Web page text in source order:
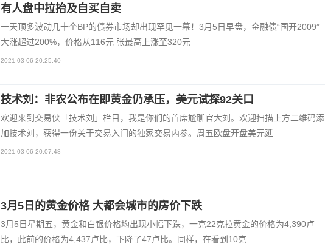
有人盘中拉抬及自买自卖
一天顶多波动几十个BP的债券市场却出现罕见一幕！3月5日早盘，金融债“国开2009”
大涨超过200%，价格从116元 张最高上涨至320元
2021-03-06 20:25:40
技术刘：非农公布在即黄金仍承压，美元试探92关口
欢迎来到交易侠「技术刘」栏目，我是你们的首席尬聊官大刘。欢迎扫描上方二维码添
加技术刘，获得一份关于交易入门的独家交易内参。周五欧盘开盘美元延
2021-03-06 20:07:48
3月5日的黄金价格 大都会城市的房价下跌
3月5日星期五，黄金和白银价格均出现小幅下跌，一克22克拉黄金的价格为4,390卢
比，此前的价格为4,437卢比，下降了47卢比。同样，在看到10克